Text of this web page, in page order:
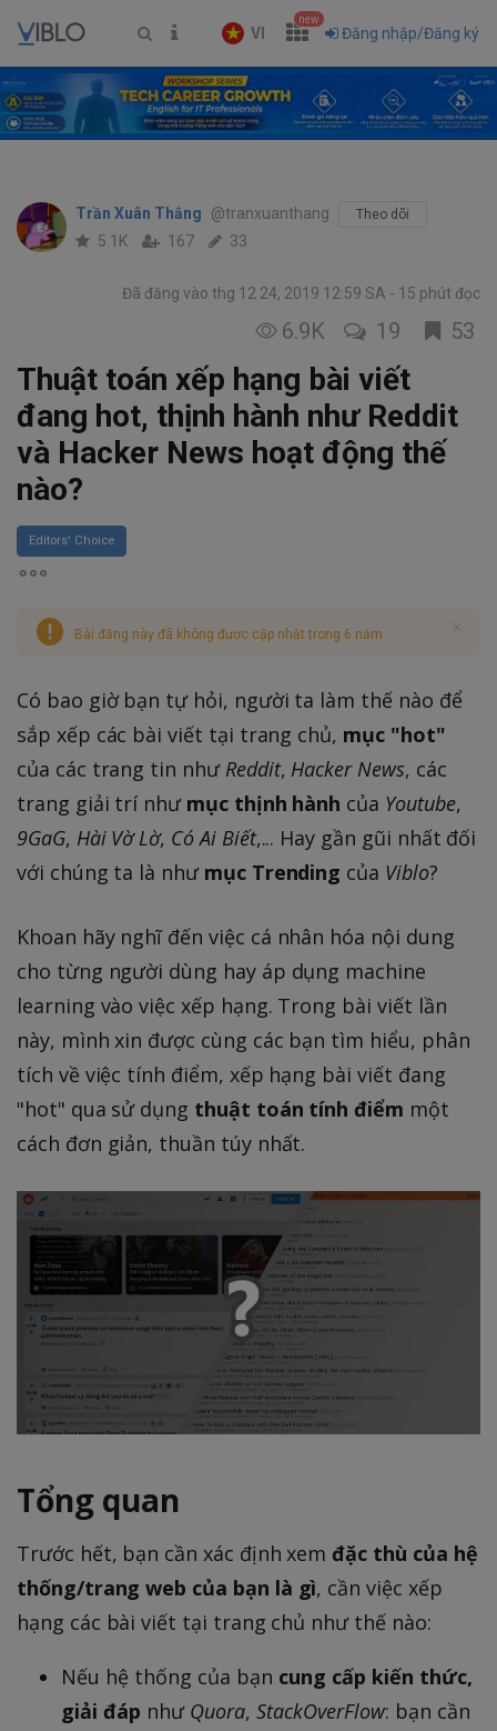
VI
new
Đăng nhập/Đăng ký
Trần Xuân Thắng @tranxuanthang Theo dõi
5.1K 167 33
Đã đăng vào thg 12 24, 2019 12:59 SA 15 phút đọc
6.9K 19 53
Thuật toán xếp hạng bài viết
đang hot, thịnh hành như Reddit
và Hacker News hoạt động thế
nào?
Editors' Choice
Bài đăng này đã không được cập nhật trong 6 năm
Có bao giờ bạn tự hỏi, người ta làm thế nào để
sắp xếp các bài viết tại trang chủ, mục "hot"
của các trang tin như Reddit, Hacker News, các
trang giải trí như mục thịnh hành của Youtube,
9GaG, Hài Vờ Lờ, Có Ai Biết,... Hay gần gũi nhất đối
với chúng ta là như mục Trending của Viblo?
Khoan hãy nghĩ đến việc cá nhân hóa nội dung
cho từng người dùng hay áp dụng machine
learning vào việc xếp hạng. Trong bài viết lần
này, mình xin được cùng các bạn tìm hiểu, phân
tích về việc tính điểm, xếp hạng bài viết đang
"hot" qua sử dụng thuật toán tính điểm một
cách đơn giản, thuần túy nhất.
Tổng quan
Trước hết, bạn cần xác định xem đặc thù của hệ
thống/trang web của bạn là gì, cần việc xếp
hạng các bài viết tại trang chủ như thế nào:
Nếu hệ thống của bạn cung cấp kiến thức,
giải đáp như Quora, StackOverFlow: bạn cần